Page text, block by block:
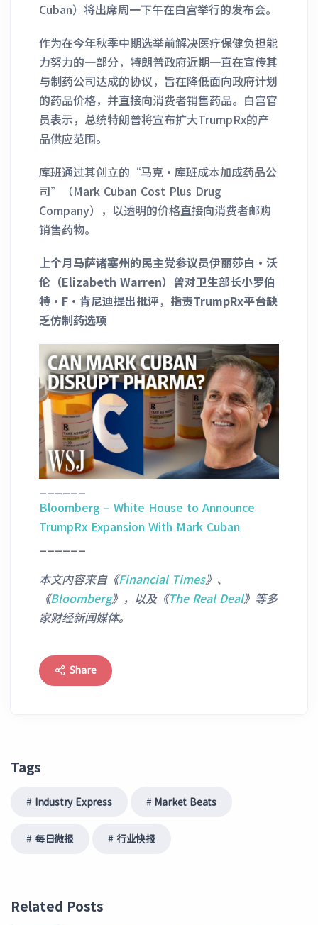
Cuban）将出席周一下午在白宫举行的发布会。
作为在今年秋季中期选举前解决医疗保健负担能
力努力的一部分，特朗普政府近期一直在宣传其
与制药公司达成的协议，旨在降低面向政府计划
的药品价格，并直接向消费者销售药品。白宫官
员表示，总统特朗普将宣布扩大TrumpRx的产
品供应范围。
库班通过其创立的“马克·库班成本加成药品公
司”（Mark Cuban Cost Plus Drug
Company），以透明的价格直接向消费者邮购
销售药物。
上个月马萨诸塞州的民主党参议员伊丽莎白·沃
伦（Elizabeth Warren）曾对卫生部长小罗伯
特·F·肯尼迪提出批评，指责TrumpRx平台缺
乏仿制药选项
Bloomberg – White House to Announce
TrumpRx Expansion With Mark Cuban
本文内容来自《Financial Times》 、
《Bloomberg》，以及《The Real Deal》等多
家财经新闻媒体。
Share
Tags
Industry Express Market Beats
每日微报 行业快报
Related Posts